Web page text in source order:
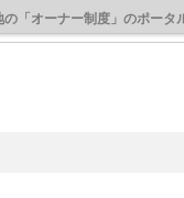
「オーナー制度」のポータ